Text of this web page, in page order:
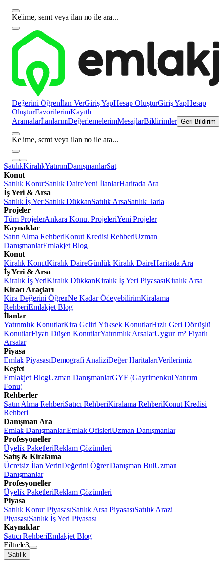
Kelime, semt veya ilan no ile ara...
Değerini Öğrenİlan VerGiriş YapHesap OluşturGiriş YapHesap
OluşturFavorilerimKayıtlı
AramalarİlanlarımDeğerlemelerimMesajlarBildirimler Geri Bildirim
Kelime, semt veya ilan no ile ara...
SatılıkKiralıkYatırımDanışmanlarSat
Konut
Satılık KonutSatılık DaireYeni İlanlarHaritada Ara
İş Yeri & Arsa
Satılık İş YeriSatılık DükkanSatılık ArsaSatılık Tarla
Projeler
Tüm ProjelerAnkara Konut ProjeleriYeni Projeler
Kaynaklar
Satın Alma RehberiKonut Kredisi RehberiUzman
DanışmanlarEmlakjet Blog
Konut
Kiralık KonutKiralık DaireGünlük Kiralık DaireHaritada Ara
İş Yeri & Arsa
Kiralık İş YeriKiralık DükkanKiralık İş Yeri PiyasasıKiralık Arsa
Kiracı Araçları
Kira Değerini ÖğrenNe Kadar ÖdeyebilirimKiralama
RehberiEmlakjet Blog
İlanlar
Yatırımlık KonutlarKira Geliri Yüksek KonutlarHızlı Geri Dönüşlü
KonutlarFiyatı Düşen KonutlarYatırımlık ArsalarUygun m² Fiyatlı
Arsalar
Piyasa
Emlak PiyasasıDemografi AnaliziDeğer HaritalarıVerilerimiz
Keşfet
Emlakjet BlogUzman DanışmanlarGYF (Gayrimenkul Yatırım
Fonu)
Rehberler
Satın Alma RehberiSatıcı RehberiKiralama RehberiKonut Kredisi
Rehberi
Danışman Ara
Emlak DanışmanlarıEmlak OfisleriUzman Danışmanlar
Profesyoneller
Üyelik PaketleriReklam Çözümleri
Satış & Kiralama
Ücretsiz İlan VerinDeğerini ÖğrenDanışman BulUzman
Danışmanlar
Profesyoneller
Üyelik PaketleriReklam Çözümleri
Piyasa
Satılık Konut PiyasasıSatılık Arsa PiyasasıSatılık Arazi
PiyasasıSatılık İş Yeri Piyasası
Kaynaklar
Satıcı RehberiEmlakjet Blog
Filtrele3
Satılık